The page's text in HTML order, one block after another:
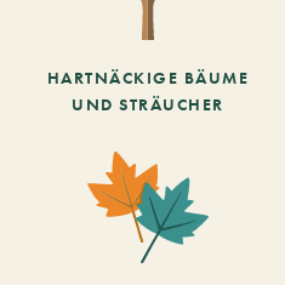
HARTNÄCKIGE BÄUME
UND STRÄUCHER